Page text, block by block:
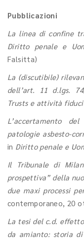
Pubblicazioni
La linea di confine
Diritto penale e
Falsitta)
La (discutibile)
dell’art. 11 d.lgs.
Trusts e attività
L’accertamento
patologie asbesto-
in Diritto penale e
Il Tribunale di
prospettiva” della
due maxi processi
contemporaneo, 20
La tesi del c.d.
da amianto: storia